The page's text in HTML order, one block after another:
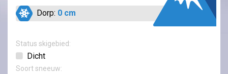
Dorp: 0 cm
Status skigebied:
Dicht
Soort sneeuw: